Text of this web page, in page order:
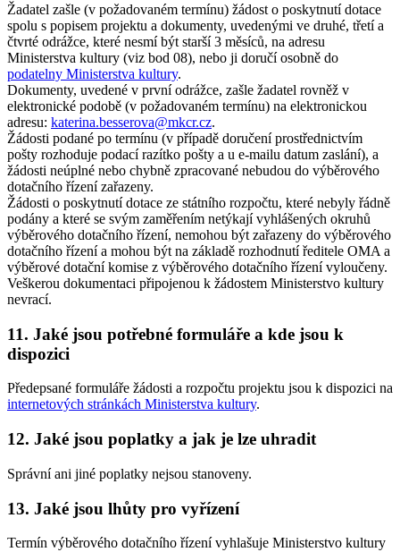
Žadatel zašle (v požadovaném termínu) žádost o poskytnutí dotace
spolu s popisem projektu a dokumenty, uvedenými ve druhé, třetí a
čtvrté odrážce, které nesmí být starší 3 měsíců, na adresu
Ministerstva kultury (viz bod 08), nebo ji doručí osobně do
podatelny Ministerstva kultury.
Dokumenty, uvedené v první odrážce, zašle žadatel rovněž v
elektronické podobě (v požadovaném termínu) na elektronickou
adresu: katerina.besserova@mkcr.cz.
Žádosti podané po termínu (v případě doručení prostřednictvím
pošty rozhoduje podací razítko pošty a u e-mailu datum zaslání), a
žádosti neúplné nebo chybně zpracované nebudou do výběrového
dotačního řízení zařazeny.
Žádosti o poskytnutí dotace ze státního rozpočtu, které nebyly řádně
podány a které se svým zaměřením netýkají vyhlášených okruhů
výběrového dotačního řízení, nemohou být zařazeny do výběrového
dotačního řízení a mohou být na základě rozhodnutí ředitele OMA a
výběrové dotační komise z výběrového dotačního řízení vyloučeny.
Veškerou dokumentaci připojenou k žádostem Ministerstvo kultury
nevrací.
11. Jaké jsou potřebné formuláře a kde jsou k
dispozici
Předepsané formuláře žádosti a rozpočtu projektu jsou k dispozici na
internetových stránkách Ministerstva kultury.
12. Jaké jsou poplatky a jak je lze uhradit
Správní ani jiné poplatky nejsou stanoveny.
13. Jaké jsou lhůty pro vyřízení
Termín výběrového dotačního řízení vyhlašuje Ministerstvo kultury